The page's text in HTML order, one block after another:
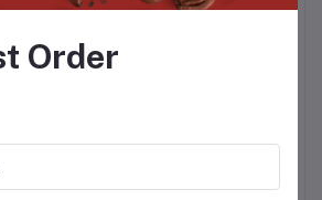
Order